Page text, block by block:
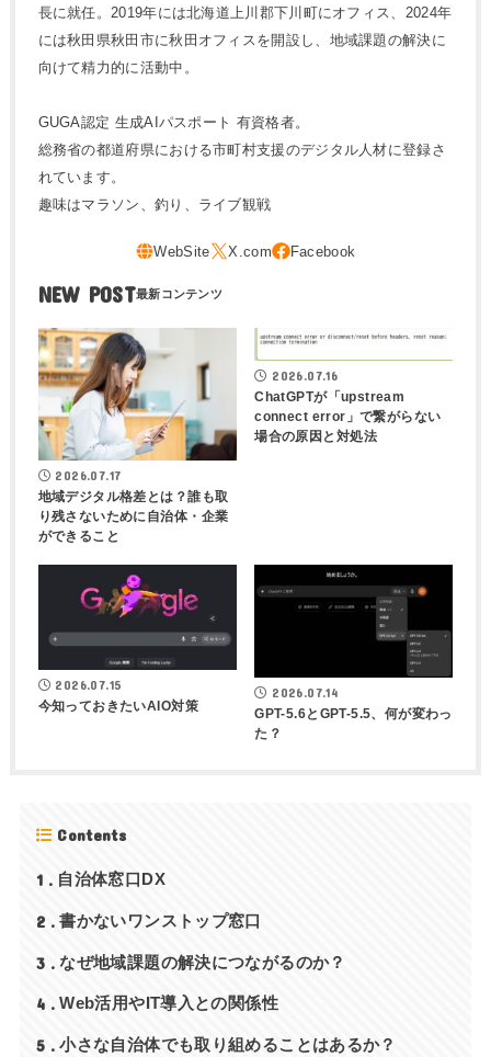
長に就任。2019年には北海道上川郡下川町にオフィス、2024年
には秋田県秋田市に秋田オフィスを開設し、地域課題の解決に
向けて精力的に活動中。
GUGA認定 生成AIパスポート 有資格者。
総務省の都道府県における市町村支援のデジタル人材に登録さ
れています。
趣味はマラソン、釣り、ライブ観戦
NEW POST
2026.07.17
地域デジタル格差とは？誰も取
り残さないために自治体・企業
ができること
2026.07.16
ChatGPTが「upstream
connect error」で繋がらない
場合の原因と対処法
2026.07.15
今知っておきたいAIO対策
2026.07.14
GPT-5.6とGPT-5.5、何が変わっ
た？
Contents
1 自治体窓口DX
2 書かないワンストップ窓口
3 なぜ地域課題の解決につながるのか？
4 Web活用やIT導入との関係性
5 小さな自治体でも取り組めることはあるか？